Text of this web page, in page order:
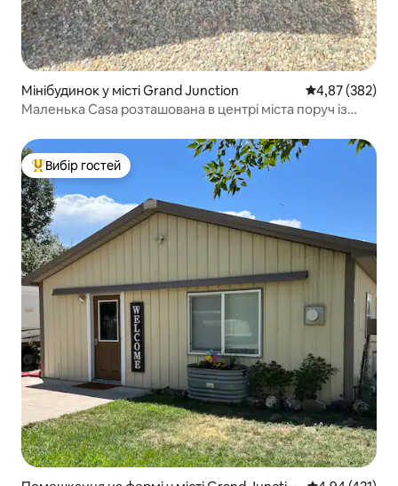
Мінібудинок у місті Grand Junction Середня
4,87 (382)
Маленька Casa розташована в центрі міста поруч із
Топ вибір гостей
Вибір гостей